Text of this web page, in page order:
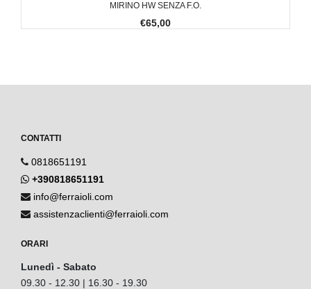
MIRINO HW SENZA F.O.
€65,00
CONTATTI
0818651191
+390818651191
info@ferraioli.com
assistenzaclienti@ferraioli.com
ORARI
Lunedì - Sabato
09.30 - 12.30 | 16.30 - 19.30